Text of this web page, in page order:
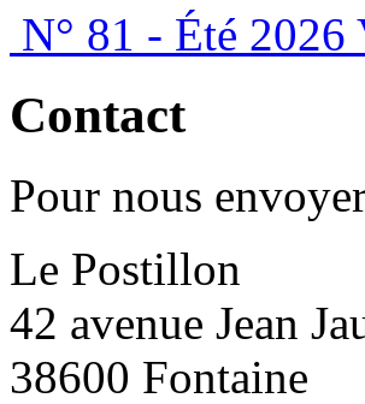
N° 81 - Été 2026
Contact
Pour nous
Le Postillon
42 avenue Jean
38600 Fontaine